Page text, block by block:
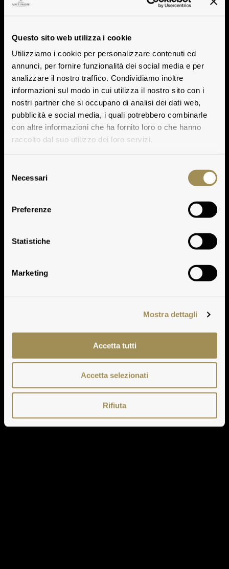
Questo sito web utilizza i cookie
Utilizziamo i cookie per personalizzare contenuti ed
annunci, per fornire funzionalità dei social media e per
analizzare il nostro traffico. Condividiamo inoltre
informazioni sul modo in cui utilizza il nostro sito con i
nostri partner che si occupano di analisi dei dati web,
pubblicità e social media, i quali potrebbero combinarle
con altre informazioni che ha fornito loro o che hanno
raccolto dal suo utilizzo dei loro servizi.
delNecessari
Preferenze
Statistiche
Marketing
Mostra dettagli
Accetta tutti
Accetta selezionati
Rifiuta
Tasting Notes